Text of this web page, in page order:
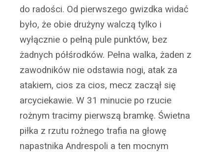
do radości. Od pierwszego gwizdka widać
było, że obie drużyny walczą tylko i
wyłącznie o pełną pule punktów, bez
żadnych półśrodków. Pełna walka, żaden z
zawodników nie odstawia nogi, atak za
atakiem, cios za cios, mecz zaczął się
arcyciekawie. W 31 minucie po rzucie
rożnym tracimy pierwszą bramkę. Świetna
piłka z rzutu rożnego trafia na głowę
napastnika Andrespoli a ten mocnym